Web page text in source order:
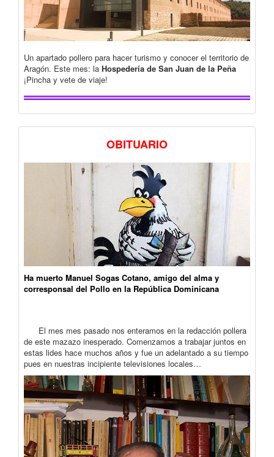
Un apartado pollero para hacer turismo y conocer el territorio de
Aragón. Este mes: la Hospedería de San Juan de la Peña
¡Pincha y vete de viaje!
OBITUARIO
Ha muerto Manuel Sogas Cotano, amigo del alma y
corresponsal del Pollo en la República Dominicana
El mes mes pasado nos enteramos en la redacción pollera
de este mazazo inesperado. Comenzamos a trabajar juntos en
estas lides hace muchos años y fue un adelantado a su tiempo
pues en nuestras incipiente televisiones locales…